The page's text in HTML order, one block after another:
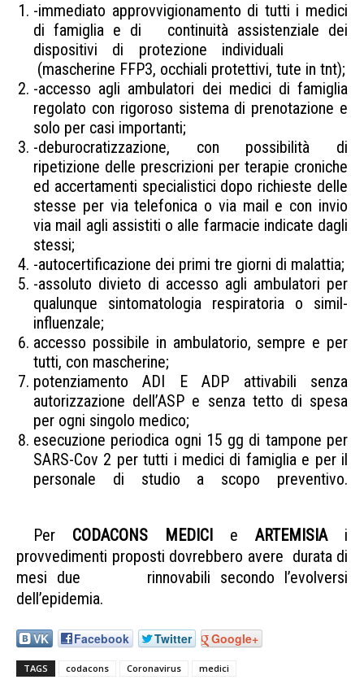
-immediato approvvigionamento di tutti i medici
di famiglia e di continuità assistenziale dei
dispositivi di protezione individuali
(mascherine FFP3, occhiali protettivi, tute in tnt);
-accesso agli ambulatori dei medici di famiglia
regolato con rigoroso sistema di prenotazione e
solo per casi importanti;
-deburocratizzazione, con possibilità di
ripetizione delle prescrizioni per terapie croniche
ed accertamenti specialistici dopo richieste delle
stesse per via telefonica o via mail e con invio
via mail agli assistiti o alle farmacie indicate dagli
stessi;
-autocertificazione dei primi tre giorni di malattia;
-assoluto divieto di accesso agli ambulatori per
qualunque sintomatologia respiratoria o simil-
influenzale;
accesso possibile in ambulatorio, sempre e per
tutti, con mascherine;
potenziamento ADI E ADP attivabili senza
autorizzazione dell’ASP e senza tetto di spesa
per ogni singolo medico;
esecuzione periodica ogni 15 gg di tampone per
SARS-Cov 2 per tutti i medici di famiglia e per il
personale di studio a scopo preventivo.
Per CODACONS MEDICI e ARTEMISIAi
provvedimenti proposti dovrebbero avere durata di
mesi due rinnovabili secondo l’evolversi
dell’epidemia.
VK Facebook Twitter Google+
TAGS codacons Coronavirus medici